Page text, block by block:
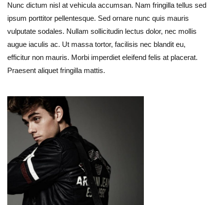
Nunc dictum nisl at vehicula accumsan. Nam fringilla tellus sed
ipsum porttitor pellentesque. Sed ornare nunc quis mauris
vulputate sodales. Nullam sollicitudin lectus dolor, nec mollis
augue iaculis ac. Ut massa tortor, facilisis nec blandit eu,
efficitur non mauris. Morbi imperdiet eleifend felis at placerat.
Praesent aliquet fringilla mattis.